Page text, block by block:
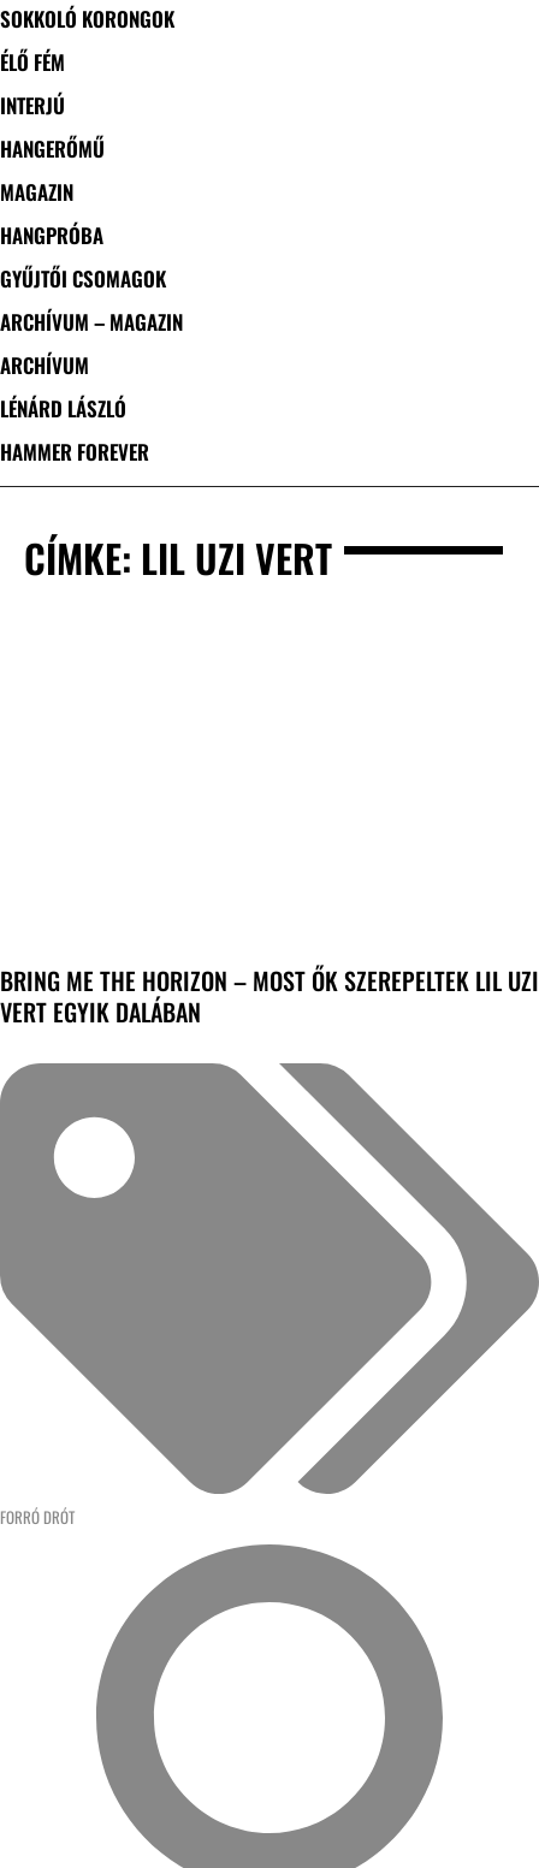
SOKKOLÓ KORONGOK
ÉLŐ FÉM
INTERJÚ
HANGERŐMŰ
MAGAZIN
HANGPRÓBA
GYŰJTŐI CSOMAGOK
ARCHÍVUM – MAGAZIN
ARCHÍVUM
LÉNÁRD LÁSZLÓ
HAMMER FOREVER
CÍMKE: LIL UZI VERT
BRING ME THE HORIZON – MOST ŐK SZEREPELTEK LIL UZI
VERT EGYIK DALÁBAN
FORRÓ DRÓT